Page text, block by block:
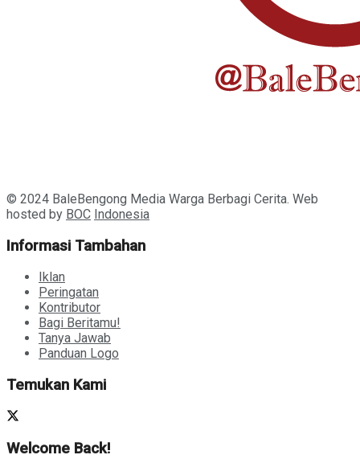
© 2024 BaleBengong Media Warga Berbagi Cerita. Web
hosted by BOC Indonesia
Informasi Tambahan
Iklan
Peringatan
Kontributor
Bagi Beritamu!
Tanya Jawab
Panduan Logo
Temukan Kami
Welcome Back!